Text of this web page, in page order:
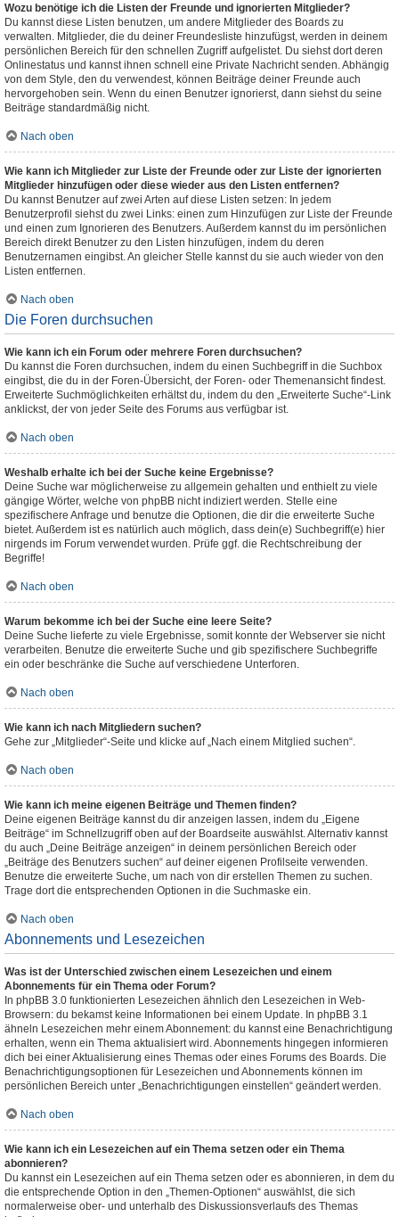
Wozu benötige ich die Listen der Freunde und ignorierten Mitglieder?
Du kannst diese Listen benutzen, um andere Mitglieder des Boards zu
verwalten. Mitglieder, die du deiner Freundesliste hinzufügst, werden in deinem
persönlichen Bereich für den schnellen Zugriff aufgelistet. Du siehst dort deren
Onlinestatus und kannst ihnen schnell eine Private Nachricht senden. Abhängig
von dem Style, den du verwendest, können Beiträge deiner Freunde auch
hervorgehoben sein. Wenn du einen Benutzer ignorierst, dann siehst du seine
Beiträge standardmäßig nicht.
Nach oben
Wie kann ich Mitglieder zur Liste der Freunde oder zur Liste der ignorierten
Mitglieder hinzufügen oder diese wieder aus den Listen entfernen?
Du kannst Benutzer auf zwei Arten auf diese Listen setzen: In jedem
Benutzerprofil siehst du zwei Links: einen zum Hinzufügen zur Liste der Freunde
und einen zum Ignorieren des Benutzers. Außerdem kannst du im persönlichen
Bereich direkt Benutzer zu den Listen hinzufügen, indem du deren
Benutzernamen eingibst. An gleicher Stelle kannst du sie auch wieder von den
Listen entfernen.
Nach oben
Die Foren durchsuchen
Wie kann ich ein Forum oder mehrere Foren durchsuchen?
Du kannst die Foren durchsuchen, indem du einen Suchbegriff in die Suchbox
eingibst, die du in der Foren-Übersicht, der Foren- oder Themenansicht findest.
Erweiterte Suchmöglichkeiten erhältst du, indem du den „Erweiterte Suche“-Link
anklickst, der von jeder Seite des Forums aus verfügbar ist.
Nach oben
Weshalb erhalte ich bei der Suche keine Ergebnisse?
Deine Suche war möglicherweise zu allgemein gehalten und enthielt zu viele
gängige Wörter, welche von phpBB nicht indiziert werden. Stelle eine
spezifischere Anfrage und benutze die Optionen, die dir die erweiterte Suche
bietet. Außerdem ist es natürlich auch möglich, dass dein(e) Suchbegriff(e) hier
nirgends im Forum verwendet wurden. Prüfe ggf. die Rechtschreibung der
Begriffe!
Nach oben
Warum bekomme ich bei der Suche eine leere Seite?
Deine Suche lieferte zu viele Ergebnisse, somit konnte der Webserver sie nicht
verarbeiten. Benutze die erweiterte Suche und gib spezifischere Suchbegriffe
ein oder beschränke die Suche auf verschiedene Unterforen.
Nach oben
Wie kann ich nach Mitgliedern suchen?
Gehe zur „Mitglieder“-Seite und klicke auf „Nach einem Mitglied suchen“.
Nach oben
Wie kann ich meine eigenen Beiträge und Themen finden?
Deine eigenen Beiträge kannst du dir anzeigen lassen, indem du „Eigene
Beiträge“ im Schnellzugriff oben auf der Boardseite auswählst. Alternativ kannst
du auch „Deine Beiträge anzeigen“ in deinem persönlichen Bereich oder
„Beiträge des Benutzers suchen“ auf deiner eigenen Profilseite verwenden.
Benutze die erweiterte Suche, um nach von dir erstellen Themen zu suchen.
Trage dort die entsprechenden Optionen in die Suchmaske ein.
Nach oben
Abonnements und Lesezeichen
Was ist der Unterschied zwischen einem Lesezeichen und einem
Abonnements für ein Thema oder Forum?
In phpBB 3.0 funktionierten Lesezeichen ähnlich den Lesezeichen in Web-
Browsern: du bekamst keine Informationen bei einem Update. In phpBB 3.1
ähneln Lesezeichen mehr einem Abonnement: du kannst eine Benachrichtigung
erhalten, wenn ein Thema aktualisiert wird. Abonnements hingegen informieren
dich bei einer Aktualisierung eines Themas oder eines Forums des Boards. Die
Benachrichtigungsoptionen für Lesezeichen und Abonnements können im
persönlichen Bereich unter „Benachrichtigungen einstellen“ geändert werden.
Nach oben
Wie kann ich ein Lesezeichen auf ein Thema setzen oder ein Thema
abonnieren?
Du kannst ein Lesezeichen auf ein Thema setzen oder es abonnieren, in dem du
die entsprechende Option in den „Themen-Optionen“ auswählst, die sich
normalerweise ober- und unterhalb des Diskussionsverlaufs des Themas